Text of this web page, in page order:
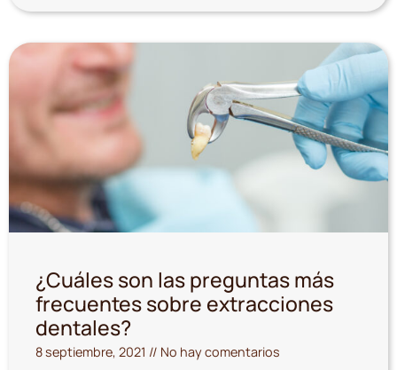
¿Cuáles son las preguntas más
frecuentes sobre extracciones
dentales?
8 septiembre, 2021 No hay comentarios